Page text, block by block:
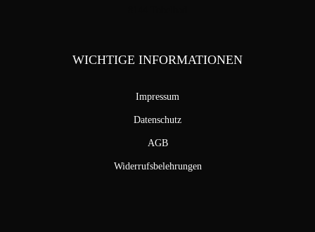
WICHTIGE INFORMATIONEN
Impressum
Datenschutz
AGB
Widerrufsbelehrungen